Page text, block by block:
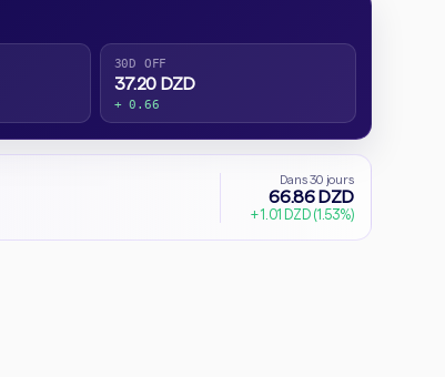
30D OFF
37.20 DZD
+ 0.66
Dans 30 jours
66.86 DZD
+ 1.01 DZD (1.53%)